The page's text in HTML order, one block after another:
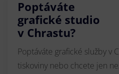
Poptáváte
grafické studio
v Chrastu?
Poptáváte grafické služby v
tiskoviny nebo chcete jen